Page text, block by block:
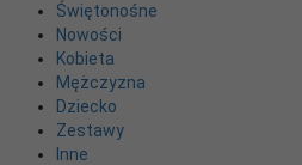
Świętonośne
Nowości
Kobieta
Mężczyzna
Dziecko
Zestawy
Inne